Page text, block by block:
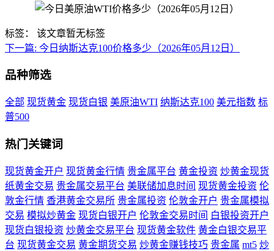
标签：
该文章暂无标签
下一篇: 今日纳斯达克100价格多少（2026年05月12日）
品种筛选
全部 现货黄金 现货白银 美原油WTI 纳斯达克100 美元指数 标
普500
热门关键词
现货黄金开户 现货黄金行情 贵金属平台 黄金投资 炒黄金现货
纸黄金交易 贵金属交易平台 美联储加息时间 现货黄金投资 伦
敦金行情 香港黄金交易所 贵金属投资 伦敦金开户 贵金属模拟
交易 模拟炒黄金 现货白银开户 伦敦金交易时间 白银投资开户
现货白银投资 炒黄金交易平台 现货黄金软件 黄金白银交易平
台 现货黄金交易 黄金期货交易 炒黄金赚钱技巧 贵金属 mt5 炒